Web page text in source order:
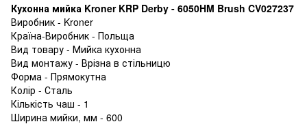
Кухонна мийка Kroner KRP Derby - 6050HM Brush CV027237
Виробник - Kroner
Країна-Виробник - Польща
Вид товару - Мийка кухонна
Вид монтажу - Врізна в стільницю
Форма - Прямокутна
Колір - Сталь
Кількість чаш - 1
Ширина мийки, мм - 600